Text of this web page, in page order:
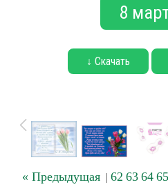
8
↓ Скачать
« Предыдущая| 62 63 64 65